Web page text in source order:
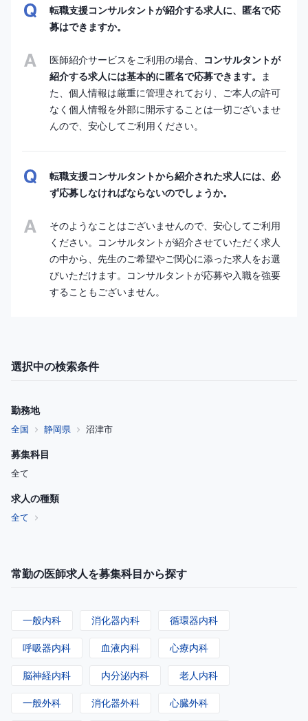
転職支援コンサルタントが紹介する求人に、匿名で応
募はできますか。
医師紹介サービスをご利用の場合、
コンサルタントが
紹介する求人には基本的に匿名で応募できます。 ま
た、個人情報は厳重に管理されており、ご本人の許可
なく個人情報を外部に開示することは一切ございませ
んので、安心してご利用ください。
転職支援コンサルタントから紹介された求人には、必
ず応募しなければならないのでしょうか。
そのようなことはございませんので、安心してご利用
ください。コンサルタントが紹介させていただく求人
の中から、先生のご希望やご関心に添った求人をお選
びいただけます。コンサルタントが応募や入職を強要
することもございません。
選択中の検索条件
勤務地
全国 静岡県 沼津市
募集科目
全て
求人の種類
全て
常勤の医師求人を募集科目から探す
一般内科 消化器内科 循環器内科
呼吸器内科 血液内科 心療内科
脳神経内科 内分泌内科 老人内科
一般外科 消化器外科 心臓外科